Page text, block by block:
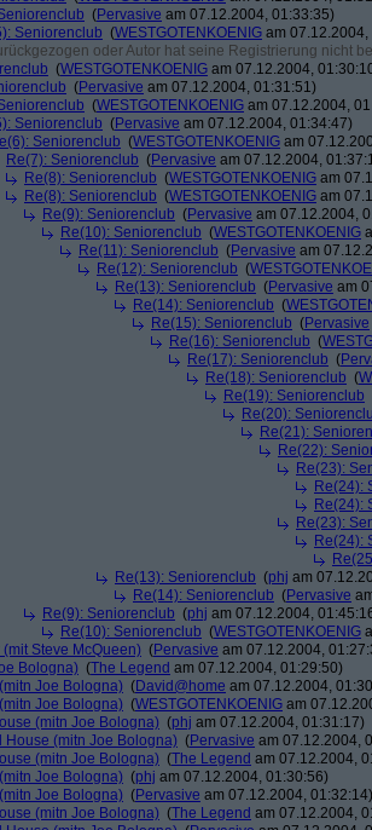
(Pervasive am 07.12.2004, 01:33:35)
Seniorenclub (WESTGOTENKOENIG am
oder Autor hat seine Registrierung nicht
(WESTGOTENKOENIG am 07.12.2004,
(Pervasive am 07.12.2004, 01:31:51)
(WESTGOTENKOENIG am 07.12.2004,
Seniorenclub (Pervasive am 07.12.2004, 01:34:47)
Seniorenclub (WESTGOTENKOENIG am
Re(7): Seniorenclub (Pervasive am 07.12.2004,
Re(8): Seniorenclub (WESTGOTENKOENIG am
Re(8): Seniorenclub (WESTGOTENKOENIG am
Re(9): Seniorenclub (Pervasive am 07.12.2004,
Re(10): Seniorenclub (WESTGOTENKOENIG
Re(11): Seniorenclub (Pervasive am
Re(12): Seniorenclub (
Re(13): Seniorenclub (Pervasive am
Re(14): Seniorenclub (
Re(15): Seniorenclub (Pervasive
Re(16): Seniorenclub (
Re(17): Seniorenclub (
Re(18): Seniorenclub (
Re(19): Seniorenclub
Re(20):
Re(21):
Re(22):
Re(23):
Re(24):
Re(24):
Re(23):
Re(24):
Re(13): Seniorenclub (phj am
Re(14): Seniorenclub (Pervasive
Re(9): Seniorenclub (phj am 07.12.2004,
Re(10): Seniorenclub (WESTGOTENKOENIG
Steve McQueen) (Pervasive am 07.12.2004,
Bologna) (The Legend am 07.12.2004, 01:29:50)
Joe Bologna) (David@home am 07.12.2004,
Joe Bologna) (WESTGOTENKOENIG am
(mitn Joe Bologna) (phj am 07.12.2004, 01:31:17)
House (mitn Joe Bologna) (Pervasive am 07.12.2004,
(mitn Joe Bologna) (The Legend am 07.12.2004,
Joe Bologna) (phj am 07.12.2004, 01:30:56)
Joe Bologna) (Pervasive am 07.12.2004, 01:32:14)
(mitn Joe Bologna) (The Legend am 07.12.2004,